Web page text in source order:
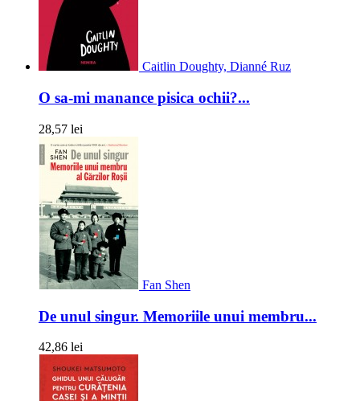
Caitlin Doughty, Dianné Ruz
O sa-mi manance pisica ochii?...
28,57 lei
Fan Shen
De unul singur. Memoriile unui membru...
42,86 lei